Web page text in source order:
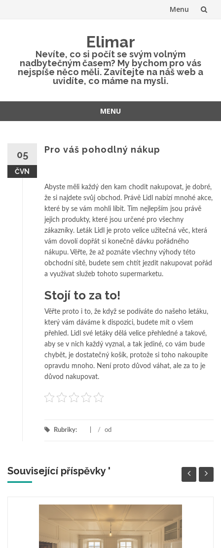
Menu
obsah
Elimar
Nevíte, co si počít se svým volným
nadbytečným časem? My bychom pro vás
nejspíše něco měli. Zavítejte na náš web a
uvidíte, co máme na mysli.
MENU
05
ČVN
Pro váš pohodlný nákup
Abyste měli každý den kam chodit nakupovat, je dobré,
že si najdete svůj obchod. Právě Lidl nabízí mnohé akce,
které by se vám mohli líbit. Tím nejlepším jsou právě
jejich produkty, které jsou určené pro všechny
zákazníky. Leták Lidl
je proto velice užitečná věc, která
vám dovolí dopřát si konečně dávku pořádného
nákupu. Věřte, že až poznáte všechny výhody této
obchodní sítě, budete sem chtít jezdit nakupovat pořád
a využívat služeb tohoto supermarketu.
Stojí to za to!
Věřte proto i to, že když se podíváte do našeho letáku,
který vám dáváme k dispozici, budete mít o všem
přehled. Lidl své letáky dělá velice přehledné a takové,
aby se v nich každý vyznal, a tak jediné, co vám bude
chybět, je dostatečný košík, protože si toho nakoupíte
opravdu mnoho. Není proto důvod váhat, ale za to je
důvod nakupovat.
Rubriky: / od
Související příspěvky '